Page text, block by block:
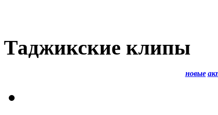
Таджикские клипы
новые